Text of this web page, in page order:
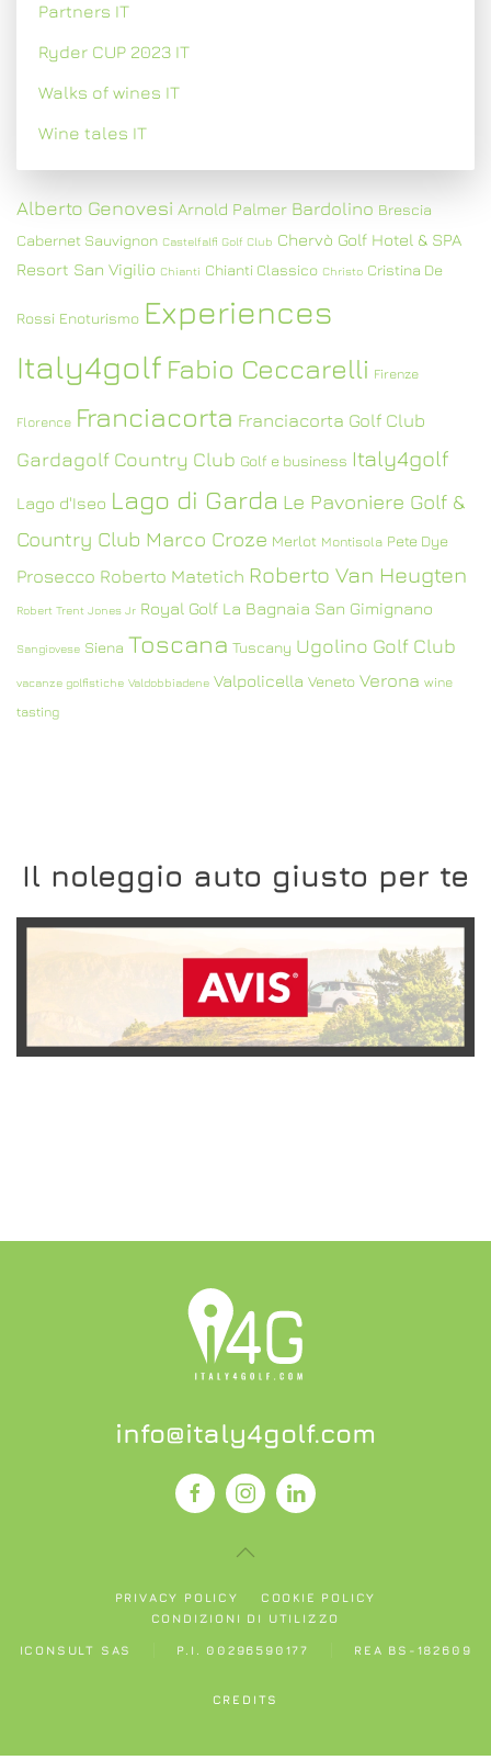
Partners IT
Ryder CUP 2023 IT
Walks of wines IT
Wine tales IT
Alberto Genovesi Arnold Palmer Bardolino Brescia
Cabernet Sauvignon Castelfalfi Golf Club Chervò Golf Hotel & SPA
Resort San Vigilio Chianti Chianti Classico Christo Cristina De
Rossi Enoturismo Experiences
Italy4golf Fabio Ceccarelli Firenze
Florence Franciacorta Franciacorta Golf Club
Gardagolf Country Club Golf e business Italy4golf
Lago d'Iseo Lago di Garda Le Pavoniere Golf &
Country Club Marco Croze Merlot Montisola Pete Dye
Prosecco Roberto Matetich Roberto Van Heugten
Robert Trent Jones Jr Royal Golf La Bagnaia San Gimignano
Sangiovese Siena Toscana Tuscany Ugolino Golf Club
vacanze golfistiche Valdobbiadene Valpolicella Veneto Verona wine
tasting
Il noleggio auto giusto per te
SCOPRI L'OFFERTA
info@italy4golf.com
PRIVACY POLICY
COOKIE POLICY
CONDIZIONI DI UTILIZZO
ICONSULT SAS P.I. 00296590177 REA BS-182609
CREDITS